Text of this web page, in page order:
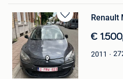
Bewaren
in
Mijn
Favorieten
Renault
€
2011
Yassine M.
Deurne